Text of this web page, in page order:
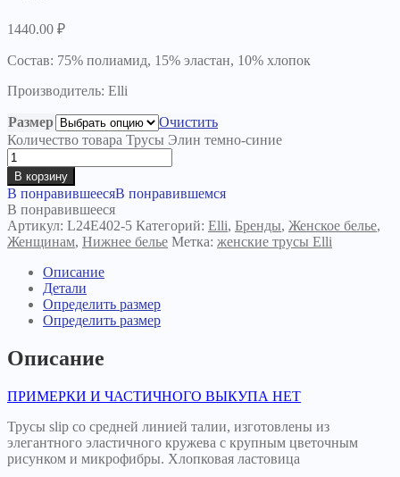
1440.00 ₽
Состав: 75% полиамид, 15% эластан, 10% хлопок
Производитель: Elli
Размер
Очистить
Количество товара Трусы Элин темно-синие
В корзину
В понравившеесяВ понравившемся
В понравившееся
Артикул: L24E402-5 Категорий: Elli, Бренды, Женское белье,
Женщинам, Нижнее белье Метка: женские трусы Elli
Описание
Детали
Определить размер
Определить размер
Описание
ПРИМЕРКИ И ЧАСТИЧНОГО ВЫКУПА НЕТ
Трусы slip со средней линией талии, изготовлены из
элегантного эластичного кружева с крупным цветочным
рисунком и микрофибры. Хлопковая ластовица